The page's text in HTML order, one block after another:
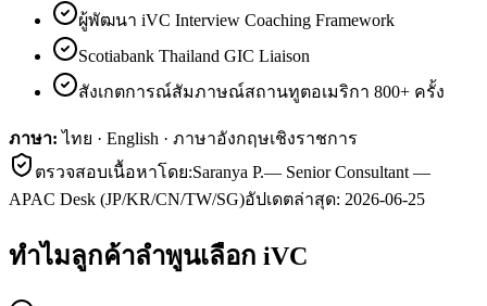
ผู้พัฒนา iVC Interview Coaching Framework
Scotiabank Thailand GIC Liaison
สังเกตการณ์สัมภาษณ์สถานทูตอเมริกา 800+ ครั้ง
ภาษา: ไทย · English · ภาษาอังกฤษเชิงราชการ
ตรวจสอบเนื้อหาโดย:Saranya P.— Senior Consultant —
APAC Desk (JP/KR/CN/TW/SG)อัปเดตล่าสุด: 2026-06-25
ทำไมลูกค้าลำพูนเลือก iVC